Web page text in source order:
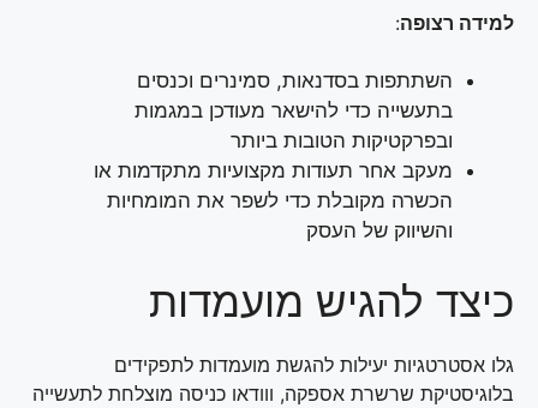
למידה רצופה:
השתתפות בסדנאות, סמינרים וכנסים
בתעשייה כדי להישאר מעודכן במגמות
ובפרקטיקות הטובות ביותר
מעקב אחר תעודות מקצועיות מתקדמות או
הכשרה מקובלת כדי לשפר את המומחיות
והשיווק של העסק
כיצד להגיש מועמדות
גלו אסטרטגיות יעילות להגשת מועמדות לתפקידים
בלוגיסטיקת שרשרת אספקה, ווודאו כניסה מוצלחת לתעשייה